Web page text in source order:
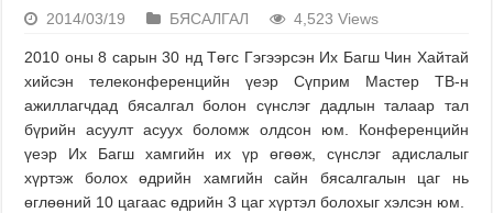
2014/03/19 БЯСАЛГАЛ 4,523 Views
2010 оны 8 сарын 30 нд Төгс Гэгээрсэн Их Багш Чин Хайтай
хийсэн телеконференцийн үеэр Сүприм Мастер ТВ-н
ажиллагчдад бясалгал болон сүнслэг дадлын талаар тал
бүрийн асуулт асуух боломж олдсон юм. Конференцийн
үеэр Их Багш хамгийн их үр өгөөж, сүнслэг адислалыг
хүртэж болох өдрийн хамгийн сайн бясалгалын цаг нь
өглөөний 10 цагаас өдрийн 3 цаг хүртэл болохыг хэлсэн юм.